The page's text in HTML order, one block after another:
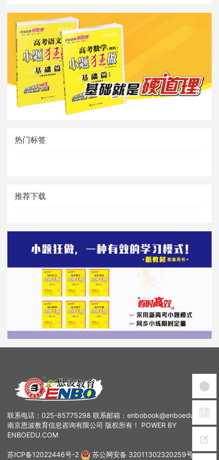
热门标签
推荐下载
联系电话：025-85775298 联系邮箱：enbobook@enboedu.com
南京恩波教育信息咨询有限公司 版权所有！ POWER BY
ENBOEDU.COM
苏ICP备12022446号-2 苏公网安备 32011302320259号